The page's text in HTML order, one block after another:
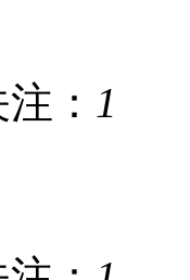
： 1